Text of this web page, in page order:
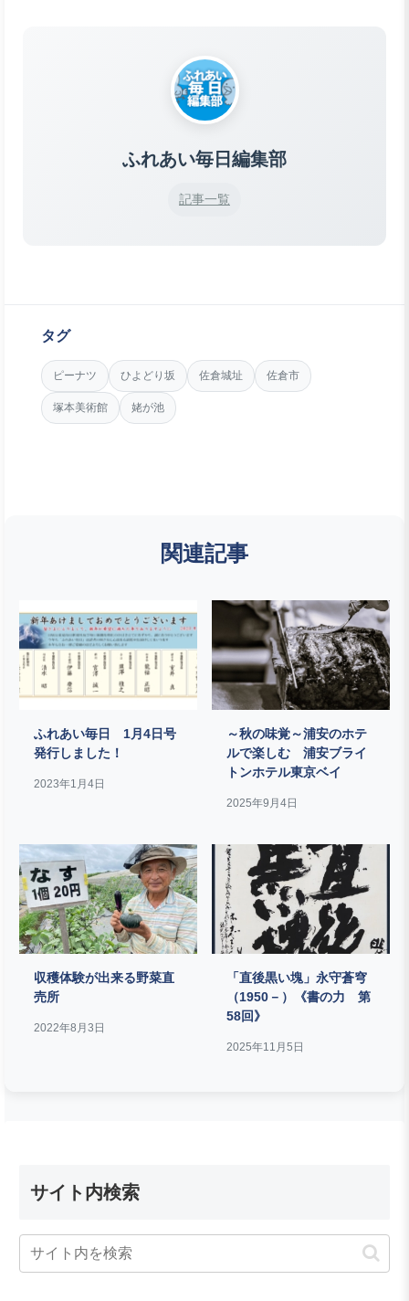
ふれあい毎日編集部
記事一覧
タグ
ピーナツ ひよどり坂 佐倉城址 佐倉市
塚本美術館 姥が池
関連記事
ふれあい毎日 1月4日号
発行しました！
2023年1月4日
～秋の味覚～浦安のホテ
ルで楽しむ 浦安ブライ
トンホテル東京ベイ
2025年9月4日
収穫体験が出来る野菜直
売所
2022年8月3日
「直後黒い塊」永守蒼穹
（1950－）《書の力 第
58回》
2025年11月5日
サイト内検索